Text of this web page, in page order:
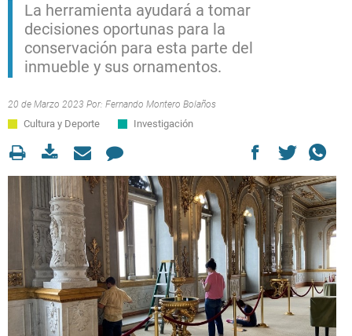
La herramienta ayudará a tomar
decisiones oportunas para la
conservación para esta parte del
inmueble y sus ornamentos.
20 de Marzo 2023 Por: Fernando Montero Bolaños
Cultura y Deporte Investigación